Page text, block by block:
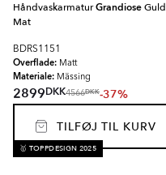
HåndvaskarmaturGrandioseGuld
Mat
BDRS1151
Overflade: Matt
Materiale: Mässing
2899DKK4566DKK-37%
TILFØJ TIL KURV
🥇 TOPPDESIGN 2025